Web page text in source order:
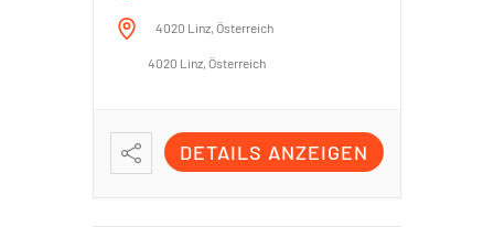
4020 Linz, Österreich
4020 Linz, Österreich
DETAILS ANZEIGEN